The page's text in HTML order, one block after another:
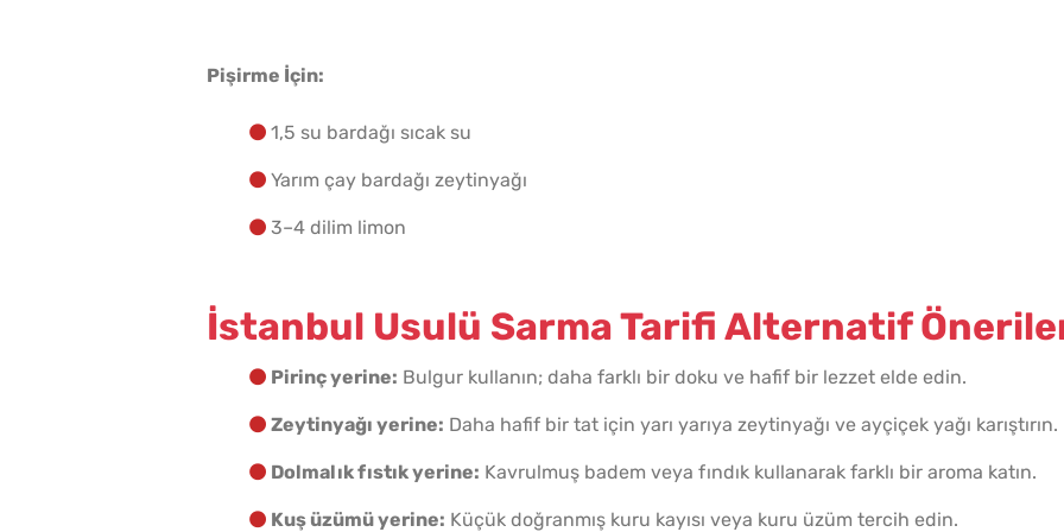
Pişirme İçin:
1,5 su bardağı sıcak su
Yarım çay bardağı zeytinyağı
3–4 dilim limon
İstanbul Usulü Sarma Tarifi Alternatif
Pirinç yerine: Bulgur kullanın; daha farklı bir doku ve hafif bir lezzet elde edin.
Zeytinyağı yerine: Daha hafif bir tat için yarı yarıya zeytinyağı ve ayçiçek yağı karıştırın.
Dolmalık fıstık yerine: Kavrulmuş badem veya fındık kullanarak farklı bir aroma katın.
Kuş üzümü yerine: Küçük doğranmış kuru kayısı veya kuru üzüm tercih edin.